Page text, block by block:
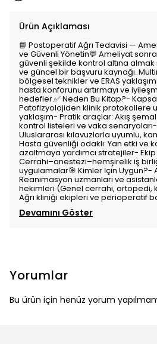
Ürün Açıklaması
📘 Postoperatif Ağrı Tedavisi —
ve Güvenli Yönetin💬 Ameliyat
güvenli şekilde kontrol altına almak
ve güncel bir başvuru kaynağı.
bölgesel teknikler ve ERAS
hasta konforunu artırmayı ve
hedefler.✅ Neden Bu Kitap?-
Patofizyolojiden klinik protokollere
yaklaşım- Pratik araçlar: Akış
kontrol listeleri ve vaka
Uluslararası kılavuzlarla uyumlu,
Hasta güvenliği odaklı: Yan etki ve
azaltmaya yardımcı stratejiler-
Cerrahi–anestezi–hemşirelik iş
uygulamalar🎯 Kimler İçin Uygun?-
Reanimasyon uzmanları ve
hekimleri (Genel cerrahi, ortopedi,
Ağrı kliniği ekipleri ve perioperatif
Devamını Göster
Yorumlar
Bu ürün için henüz yorum